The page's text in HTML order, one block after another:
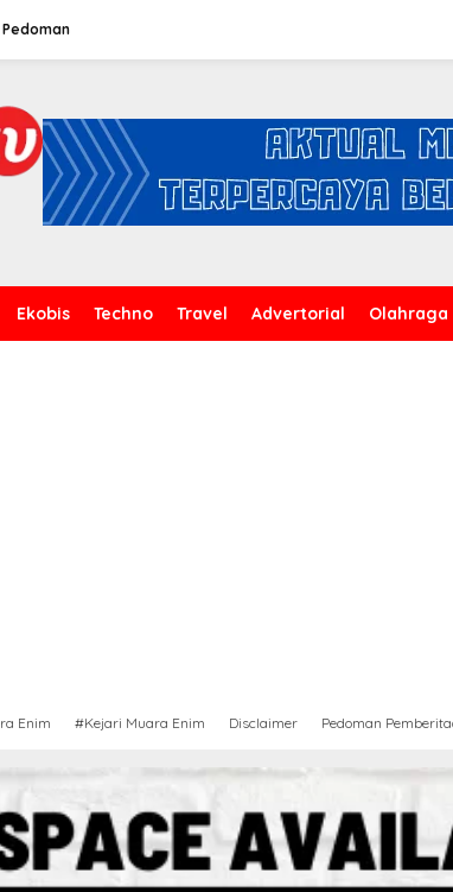
Pedoman
Ekobis Techno Travel Advertorial Olahraga
Enim #Kejari Muara Enim Disclaimer Pedoman